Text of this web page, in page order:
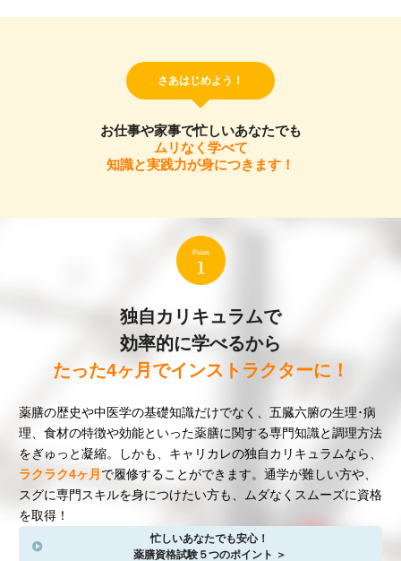
さあはじめよう！
お仕事や家事で忙しいあなたでも
ムリなく学べて
知識と実践力が身につきます！
独自カリキュラムで
効率的に学べるから
たった4ヶ月でインストラクターに！
薬膳の歴史や中医学の基礎知識だけでなく、五臓六腑の生理･病
理、食材の特徴や効能といった薬膳に関する専門知識と調理方法
をぎゅっと凝縮。しかも、キャリカレの独自カリキュラムなら、
ラクラク4ヶ月 で履修することができます。通学が難しい方や、
スグに専門スキルを身につけたい方も、ムダなくスムーズに資格
を取得！
忙しいあなたでも安心！
薬膳資格試験５つのポイント ＞